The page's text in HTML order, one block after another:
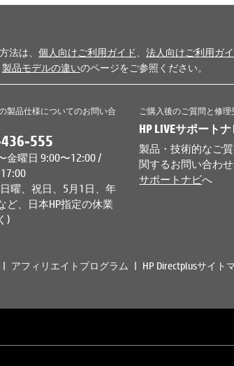
法は、 個人向けご利用ガイド 法人向けご利用ガ
製品モデルの違いのページをご参照ください。
製品仕様についてのお問い合
555
金曜日 9:00〜12:00 /
曜、祝日、5月1日、年
ど、日本HP指定の休業
)
ご購入後のご質問と修理
HP LIVEサポート
製品・技術的なご
関するお問い合わせ
サポートナビへ
アフィリエイトプログラム
HP Directplusサイト